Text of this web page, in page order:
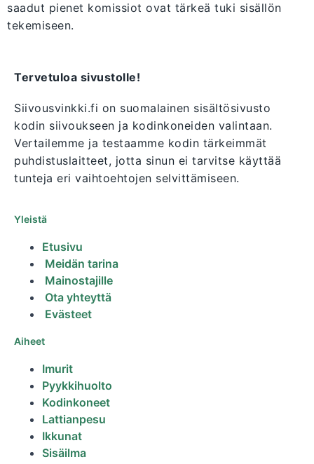
saadut pienet komissiot ovat tärkeä tuki sisällön
tekemiseen.
Tervetuloa sivustolle!
Siivousvinkki.fi on suomalainen sisältösivusto
kodin siivoukseen ja kodinkoneiden valintaan.
Vertailemme ja testaamme kodin tärkeimmät
puhdistuslaitteet, jotta sinun ei tarvitse käyttää
tunteja eri vaihtoehtojen selvittämiseen.
Yleistä
Etusivu
Meidän tarina
Mainostajille
Ota yhteyttä
Evästeet
Aiheet
Imurit
Pyykkihuolto
Kodinkoneet
Lattianpesu
Ikkunat
Sisäilma